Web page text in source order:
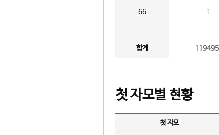
66 1
합계
첫 자모별 현황
첫 자모